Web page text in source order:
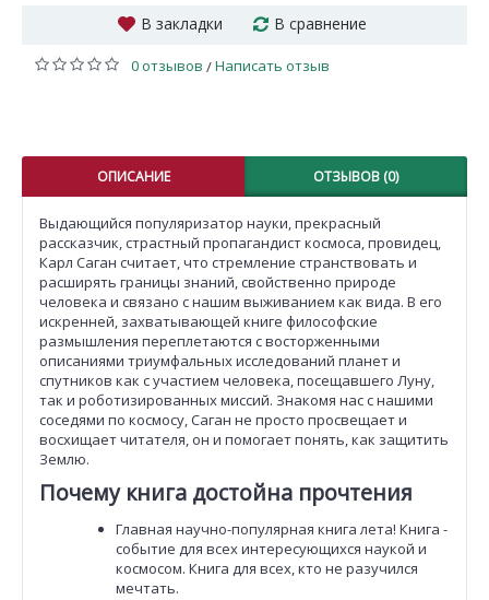
В закладки В сравнение
0 отзывов /Написать отзыв
ОПИСАНИЕ ОТЗЫВОВ (0)
Выдающийся популяризатор науки, прекрасный
рассказчик, страстный пропагандист космоса, провидец,
Карл Саган считает, что стремление странствовать и
расширять границы знаний, свойственно природе
человека и связано с нашим выживанием как вида. В его
искренней, захватывающей книге философские
размышления переплетаются с восторженными
описаниями триумфальных исследований планет и
спутников как с участием человека, посещавшего Луну,
так и роботизированных миссий. Знакомя нас с нашими
соседями по космосу, Саган не просто просвещает и
восхищает читателя, он и помогает понять, как защитить
Землю.
Почему книга достойна прочтения
Главная научно-популярная книга лета! Книга -
событие для всех интересующихся наукой и
космосом. Книга для всех, кто не разучился
мечтать.